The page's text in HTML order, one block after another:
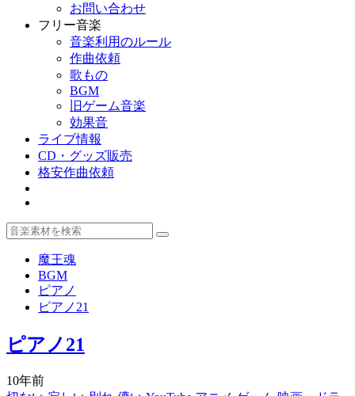
お問い合わせ
フリー音楽
音楽利用のルール
作曲依頼
歌もの
BGM
旧ゲーム音楽
効果音
ライブ情報
CD・グッズ販売
格安作曲依頼
魔王魂
BGM
ピアノ
ピアノ21
ピアノ21
10年前